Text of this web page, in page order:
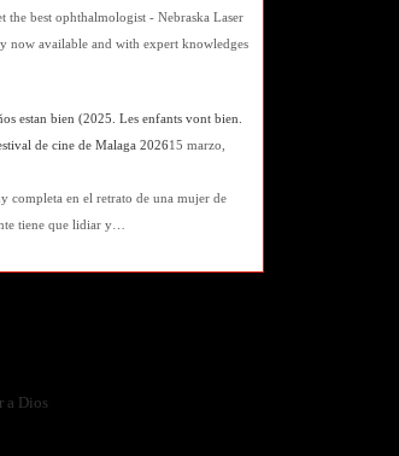
best ophthalmologist - Nebraska Laser
now available and with expert knowledges
estan bien (2025. Les enfants vont bien.
de cine de Malaga 202615 marzo,
completa en el retrato de una mujer de
tiene que lidiar y…